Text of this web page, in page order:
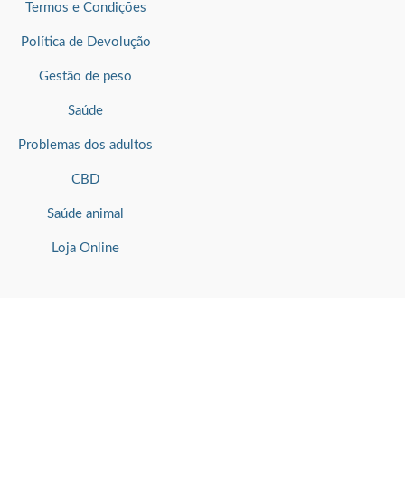
Termos e Condições
Política de Devolução
Gestão de peso
Saúde
Problemas dos adultos
CBD
Saúde animal
Loja Online